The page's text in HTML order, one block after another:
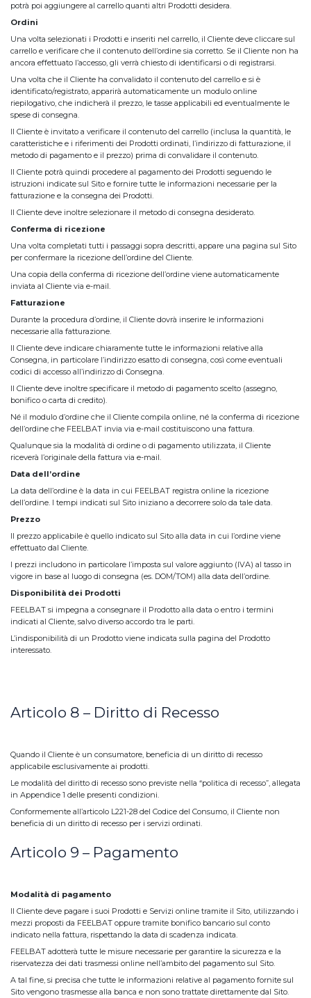
potrà poi aggiungere al carrello quanti altri Prodotti desidera.
Ordini
Una volta selezionati i Prodotti e inseriti nel carrello, il Cliente deve cliccare sul
carrello e verificare che il contenuto dell’ordine sia corretto. Se il Cliente non ha
ancora effettuato l’accesso, gli verrà chiesto di identificarsi o di registrarsi.
Una volta che il Cliente ha convalidato il contenuto del carrello e si è
identificato/registrato, apparirà automaticamente un modulo online
riepilogativo, che indicherà il prezzo, le tasse applicabili ed eventualmente le
spese di consegna.
Il Cliente è invitato a verificare il contenuto del carrello (inclusa la quantità, le
caratteristiche e i riferimenti dei Prodotti ordinati, l’indirizzo di fatturazione, il
metodo di pagamento e il prezzo) prima di convalidare il contenuto.
Il Cliente potrà quindi procedere al pagamento dei Prodotti seguendo le
istruzioni indicate sul Sito e fornire tutte le informazioni necessarie per la
fatturazione e la consegna dei Prodotti.
Il Cliente deve inoltre selezionare il metodo di consegna desiderato.
Conferma di ricezione
Una volta completati tutti i passaggi sopra descritti, appare una pagina sul Sito
per confermare la ricezione dell’ordine del Cliente.
Una copia della conferma di ricezione dell’ordine viene automaticamente
inviata al Cliente via e-mail.
Fatturazione
Durante la procedura d’ordine, il Cliente dovrà inserire le informazioni
necessarie alla fatturazione.
Il Cliente deve indicare chiaramente tutte le informazioni relative alla
Consegna, in particolare l’indirizzo esatto di consegna, così come eventuali
codici di accesso all’indirizzo di Consegna.
Il Cliente deve inoltre specificare il metodo di pagamento scelto (assegno,
bonifico o carta di credito).
Né il modulo d’ordine che il Cliente compila online, né la conferma di ricezione
dell’ordine che FEELBAT invia via e-mail costituiscono una fattura.
Qualunque sia la modalità di ordine o di pagamento utilizzata, il Cliente
riceverà l’originale della fattura via e-mail.
Data dell’ordine
La data dell’ordine è la data in cui FEELBAT registra online la ricezione
dell’ordine. I tempi indicati sul Sito iniziano a decorrere solo da tale data.
Prezzo
Il prezzo applicabile è quello indicato sul Sito alla data in cui l’ordine viene
effettuato dal Cliente.
I prezzi includono in particolare l’imposta sul valore aggiunto (IVA) al tasso in
vigore in base al luogo di consegna (es. DOM/TOM) alla data dell’ordine.
Disponibilità dei Prodotti
FEELBAT si impegna a consegnare il Prodotto alla data o entro i termini
indicati al Cliente, salvo diverso accordo tra le parti.
L’indisponibilità di un Prodotto viene indicata sulla pagina del Prodotto
interessato.
Articolo 8 – Diritto di Recesso
Quando il Cliente è un consumatore, beneficia di un diritto di recesso
applicabile esclusivamente ai prodotti.
Le modalità del diritto di recesso sono previste nella “politica di recesso”, allegata
in Appendice 1 delle presenti condizioni.
Conformemente all’articolo L221-28 del Codice del Consumo, il Cliente non
beneficia di un diritto di recesso per i servizi ordinati.
Articolo 9 – Pagamento
Modalità di pagamento
Il Cliente deve pagare i suoi Prodotti e Servizi online tramite il Sito, utilizzando i
mezzi proposti da FEELBAT oppure tramite bonifico bancario sul conto
indicato nella fattura, rispettando la data di scadenza indicata.
FEELBAT adotterà tutte le misure necessarie per garantire la sicurezza e la
riservatezza dei dati trasmessi online nell’ambito del pagamento sul Sito.
A tal fine, si precisa che tutte le informazioni relative al pagamento fornite sul
Sito vengono trasmesse alla banca e non sono trattate direttamente dal Sito.